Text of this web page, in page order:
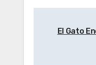
El Gato